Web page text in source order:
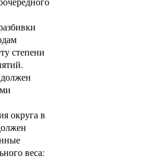
степени
округа в
веса: